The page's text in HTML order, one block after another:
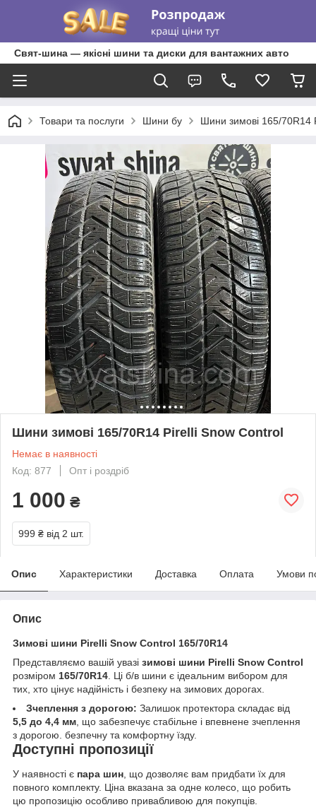
Свят-шина — якісні шини та диски для вантажних авто
Товари та послуги Шини бу Шини зимові 165/70R14
Шини зимові 165/70R14 Pirelli Snow Control
Немає в наявності
Код: 877
Опт і роздріб
1 000 ₴
999 ₴ від 2 шт.
Опис Характеристики Доставка Оплата Умови
Опис
Зимові шини Pirelli Snow Control 165/70R14
Представляємо вашій увазі зимові шини Pirelli Snow Control
розміром 165/70R14 . Ці б/в шини є ідеальним вибором для
тих, хто цінує надійність і безпеку на зимових дорогах.
Зчеплення з дорогою: Залишок протектора складає від
5,5 до 4,4 мм , що забезпечує стабільне і впевнене зчеплення
з дорогою. безпечну та комфортну їзду.
Доступні пропозиції
У наявності є пара шин, що дозволяє вам придбати їх для
повного комплекту. Ціна вказана за одне колесо, що робить
цю пропозицію особливо привабливою для покупців.